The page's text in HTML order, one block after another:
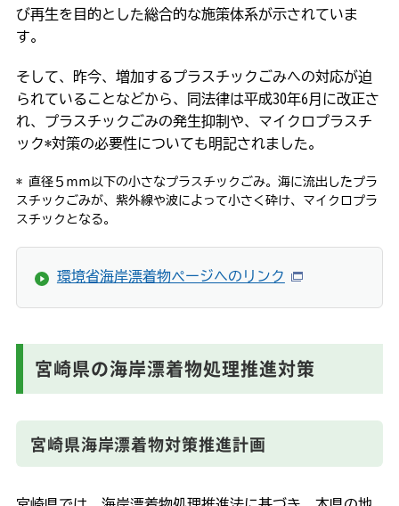
び再生を目的とした総合的な施策体系が示されていま
す。
そして、昨今、増加するプラスチックごみへの対応が迫
られていることなどから、同法律は平成30年6月に改正さ
れ、プラスチックごみの発生抑制や、マイクロプラスチ
ック*対策の必要性についても明記されました。
* 直径５ｍｍ以下の小さなプラスチックごみ。海に流出したプラ
スチックごみが、紫外線や波によって小さく砕け、マイクロプラ
スチックとなる。
環境省海岸漂着物ページへのリンク
宮崎県の海岸漂着物処理推進対策
宮崎県海岸漂着物対策推進計画